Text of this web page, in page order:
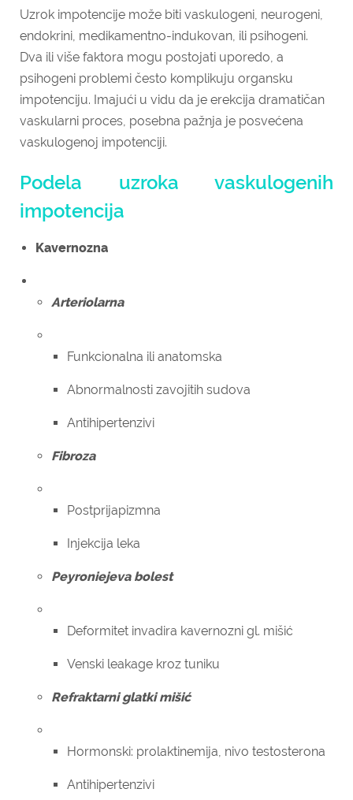
Uzrok impotencije može biti vaskulogeni, neurogeni,
endokrini, medikamentno-indukovan, ili psihogeni.
Dva ili više faktora mogu postojati uporedo, a
psihogeni problemi često komplikuju organsku
impotenciju. Imajući u vidu da je erekcija dramatičan
vaskularni proces, posebna pažnja je posvećena
vaskulogenoj impotenciji.
Podela uzroka vaskulogenih
impotencija
Kavernozna
Arteriolarna
Funkcionalna ili anatomska
Abnormalnosti zavojitih sudova
Antihipertenzivi
Fibroza
Postprijapizmna
Injekcija leka
Peyroniejeva bolest
Deformitet invadira kavernozni gl. mišić
Venski leakage kroz tuniku
Refraktarni glatki mišić
Hormonski: prolaktinemija, nivo testosterona
Antihipertenzivi